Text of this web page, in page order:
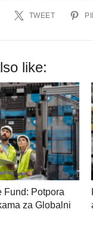
TWEET
like:
Fund: Potpora
za Globalni